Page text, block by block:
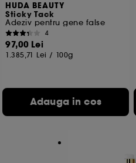
HUDA BEAUTY
Sticky Tack
Adeziv pentru gene false
4
97,00 Lei
1.385,71 Lei / 100g
Adauga in cos